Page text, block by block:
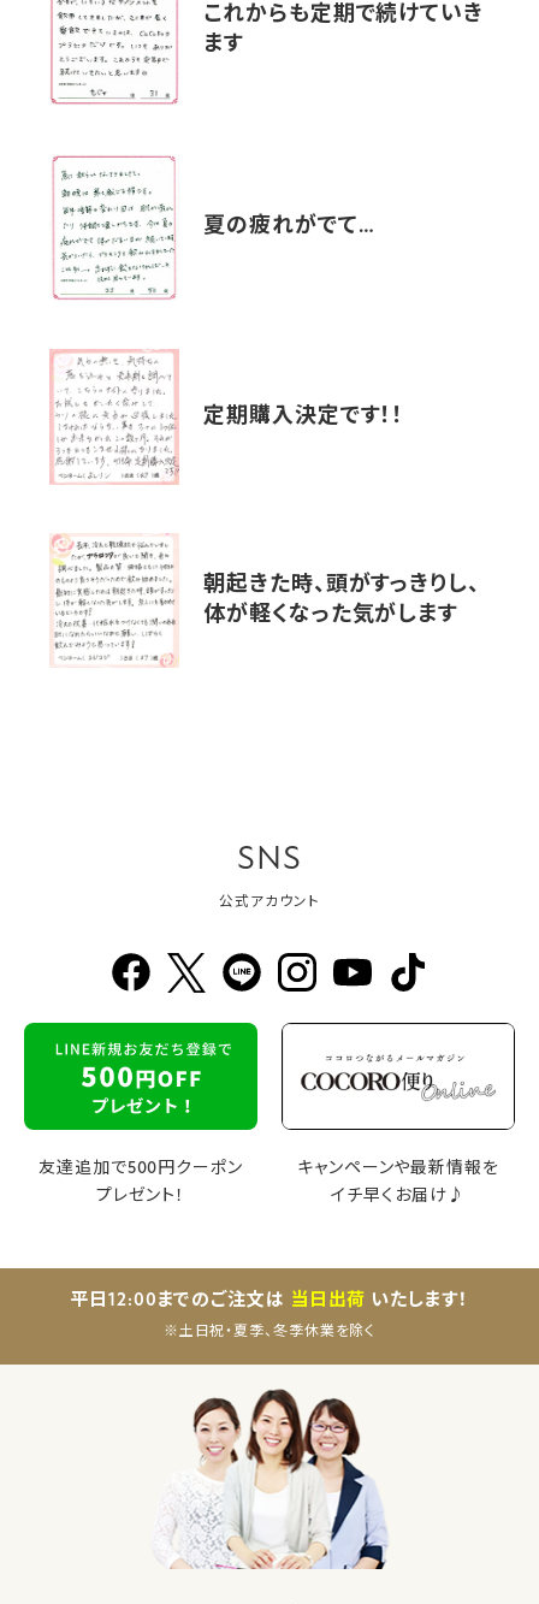
これからも定期で続けていき
ます
夏の疲れがでて…
定期購入決定です！！
朝起きた時、頭がすっきりし、
体が軽くなった気がします
SNS
公式アカウント
友達追加で500円クーポン
プレゼント！
キャンペーンや最新情報を
イチ早くお届け♪
平日12:00までのご注文は 当日出荷 いたします！
※土日祝・夏季、冬季休業を除く